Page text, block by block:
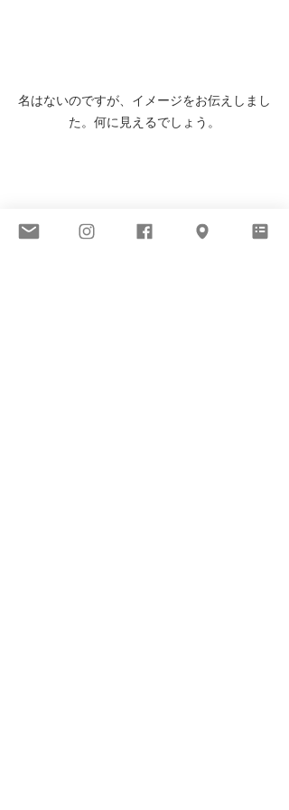
名はないのですが、イメージをお伝えしまし
た。何に見えるでしょう。